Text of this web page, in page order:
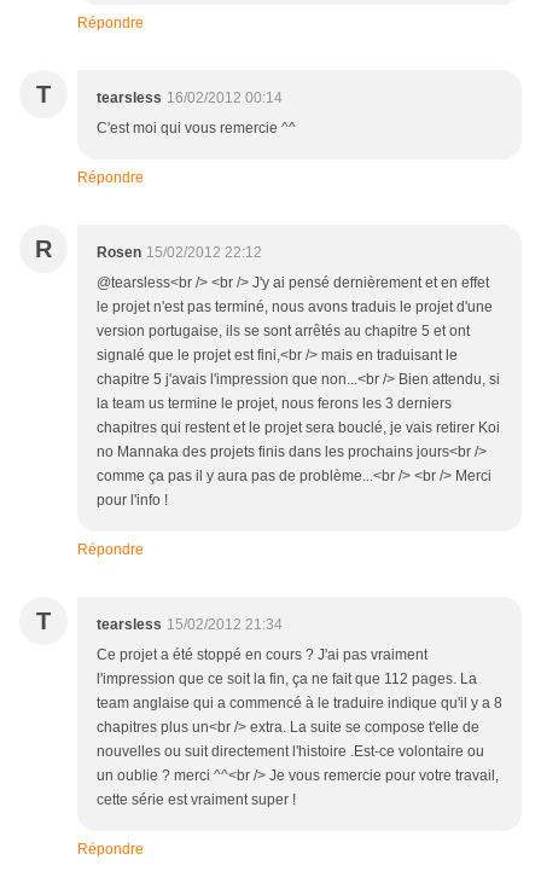
Répondre
T tearsless 16/02/2012 00:14
C'est moi qui vous remercie ^^
Répondre
R Rosen 15/02/2012 22:12
@tearsless<br /> <br /> J'y ai pensé dernièrement et en effet
le projet n'est pas terminé, nous avons traduis le projet d'une
version portugaise, ils se sont arrêtés au chapitre 5 et ont
signalé que le projet est fini,<br /> mais en traduisant le
chapitre 5 j'avais l'impression que non...<br /> Bien attendu, si
la team us termine le projet, nous ferons les 3 derniers
chapitres qui restent et le projet sera bouclé, je vais retirer Koi
no Mannaka des projets finis dans les prochains jours<br />
comme ça pas il y aura pas de problème...<br /> <br /> Merci
pour l'info !
Répondre
T tearsless 15/02/2012 21:34
Ce projet a été stoppé en cours ? J'ai pas vraiment
l'impression que ce soit la fin, ça ne fait que 112 pages. La
team anglaise qui a commencé à le traduire indique qu'il y a 8
chapitres plus un<br /> extra. La suite se compose t'elle de
nouvelles ou suit directement l'histoire .Est-ce volontaire ou
un oublie ? merci ^^<br /> Je vous remercie pour votre travail,
cette série est vraiment super !
Répondre